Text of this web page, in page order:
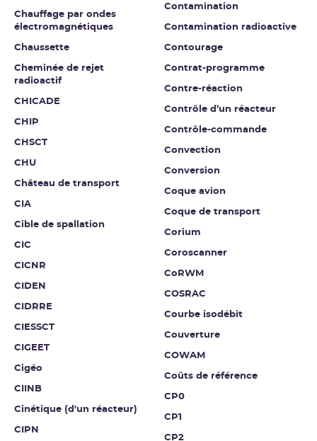
Chauffage par ondes
électromagnétiques
Chaussette
Cheminée de rejet
radioactif
CHICADE
CHIP
CHSCT
CHU
Château de transport
CIA
Cible de spallation
CIC
CICNR
CIDEN
CIDRRE
CIESSCT
CIGEET
Cigéo
CIINB
Cinétique (d'un réacteur)
CIPN
Contamination
Contamination radioactive
Contourage
Contrat-programme
Contre-réaction
Contrôle d’un réacteur
Contrôle-commande
Convection
Conversion
Coque avion
Coque de transport
Corium
Coroscanner
CoRWM
COSRAC
Courbe isodébit
Couverture
COWAM
Coûts de référence
CP0
CP1
CP2